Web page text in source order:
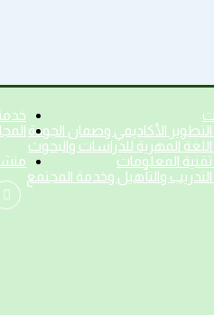
الأكاديمي وضمان الجودة
المهرية للدراسات والبحوث
المعلومات
والتأهيل وخدمة المجتمع